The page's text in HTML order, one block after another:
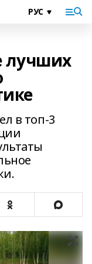
лучших
в топ-3